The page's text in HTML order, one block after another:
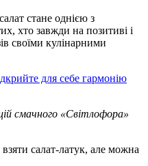
стане однією з
хто завжди на позитиві і
своїми кулінарними
для себе гармонію
смачного «Світлофора»
салат-латук, але можна